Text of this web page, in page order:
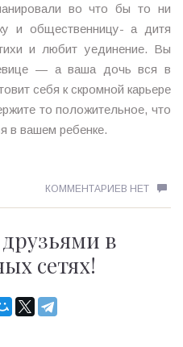
во что бы то ни
и общественницу- а дитя
и любит уединение. Вы
— а ваша дочь вся в
себя к скромной карьере
то положительное, что
в вашем ребенке.
КОММЕНТАРИЕВ НЕТ
в
сетях!